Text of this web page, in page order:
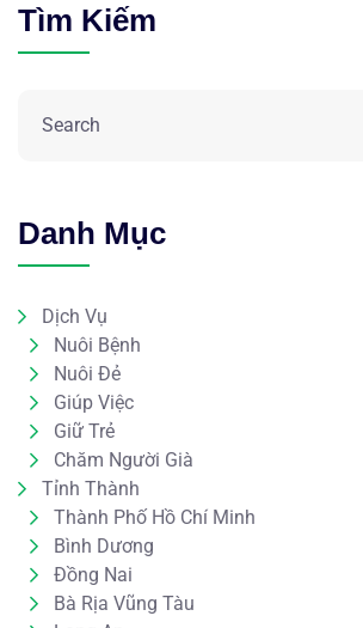
Tìm Kiếm
Danh Mục
Dịch Vụ
Nuôi Bệnh
Nuôi Đẻ
Giúp Việc
Giữ Trẻ
Chăm Người Già
Tỉnh Thành
Thành Phố Hồ Chí Minh
Bình Dương
Đồng Nai
Bà Rịa Vũng Tàu